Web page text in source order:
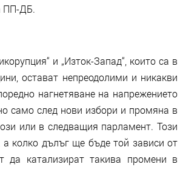
ПП-ДБ.
и „Изток-Запад“, които са в
остават непреодолими и никакви
нагнетяване на напрежението
само след нови избори и промяна в
или в следващия парламент. Този
колко дълъг ще бъде той зависи от
да катализират такива промени в